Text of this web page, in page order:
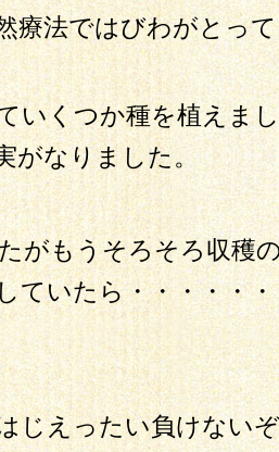
療法ではびわがとっ
いくつか種を植えま
がなりました。
がもうそろそろ収穫
ていたら・・・・・
じえったい負けない